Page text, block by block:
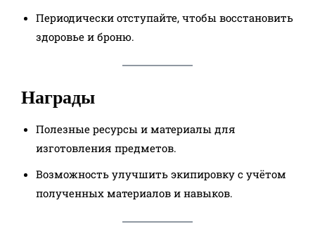
Периодически отступайте, чтобы восстановить
здоровье и броню.
Награды
Полезные ресурсы и материалы для
изготовления предметов.
Возможность улучшить экипировку с учётом
полученных материалов и навыков.